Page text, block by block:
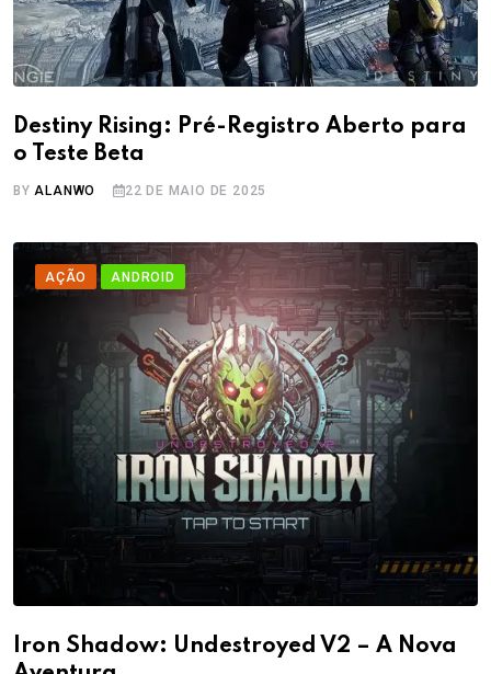
Destiny Rising: Pré-Registro Aberto para
o Teste Beta
BYALANWO 22 DE MAIO DE 2025
AÇÃO ANDROID
Iron Shadow: Undestroyed V2 – A Nova